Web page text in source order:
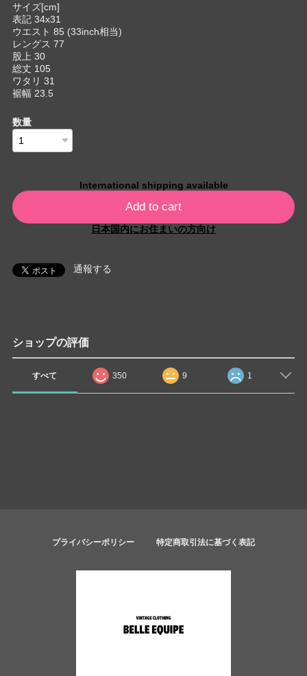
サイズ[cm]
表記 34x31
ウエスト 85 (33inch相当)
レングス 77
股上 30
総丈 105
ワタリ 31
裾幅 23.5
数量
International shipping available
Add to cart
日本国内にお住まいの方向け
通報する
ショップの評価
すべて 350 9 1
プライバシーポリシー 特定商取引法に基づく表記